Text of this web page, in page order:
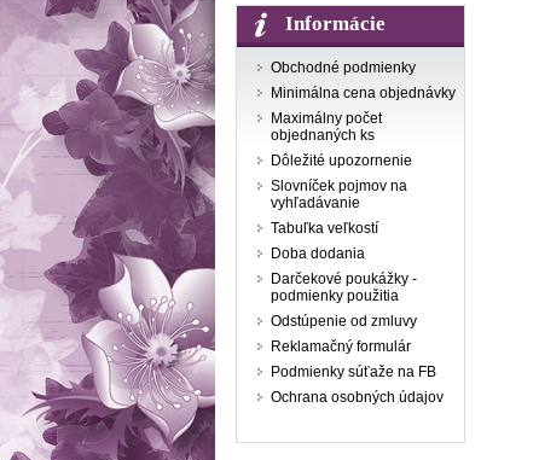
Informácie
Obchodné podmienky
Minimálna cena objednávky
Maximálny počet
objednaných ks
Dôležité upozornenie
Slovníček pojmov na
vyhľadávanie
Tabuľka veľkostí
Doba dodania
Darčekové poukážky -
podmienky použitia
Odstúpenie od zmluvy
Reklamačný formulár
Podmienky súťaže na FB
Ochrana osobných údajov